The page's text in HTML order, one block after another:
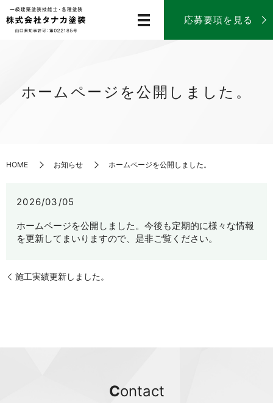
応募要項を見る
ホームページを公開しました。
HOME お知らせ ホームページを公開しました。
2026/03/05
ホームページを公開しました。今後も定期的に様々な情報
を更新してまいりますので、是非ご覧ください。
施工実績更新しました。
Contact